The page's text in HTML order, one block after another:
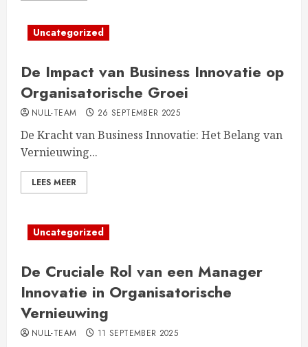
Uncategorized
De Impact van Business Innovatie op
Organisatorische Groei
NULL-TEAM 26 SEPTEMBER 2025
De Kracht van Business Innovatie: Het Belang van
Vernieuwing...
LEES MEER
Uncategorized
De Cruciale Rol van een Manager
Innovatie in Organisatorische
Vernieuwing
NULL-TEAM 11 SEPTEMBER 2025